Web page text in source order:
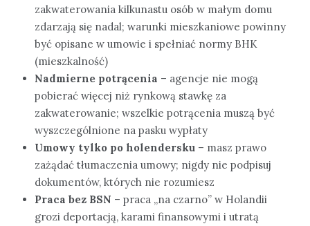
zakwaterowania kilkunastu osób w małym domu
zdarzają się nadal; warunki mieszkaniowe powinny
być opisane w umowie i spełniać normy BHK
(mieszkalność)
Nadmierne potrącenia – agencje nie mogą
pobierać więcej niż rynkową stawkę za
zakwaterowanie; wszelkie potrącenia muszą być
wyszczególnione na pasku wypłaty
Umowy tylko po holendersku – masz prawo
zażądać tłumaczenia umowy; nigdy nie podpisuj
dokumentów, których nie rozumiesz
Praca bez BSN – praca „na czarno” w Holandii
grozi deportacją, karami finansowymi i utratą